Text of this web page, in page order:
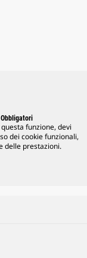
Obbligatori
funzione, devi
dei cookie funzionali,
delle prestazioni.